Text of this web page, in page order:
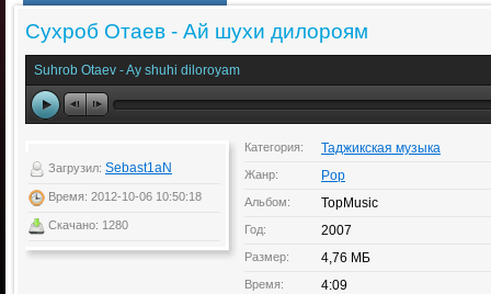
Сухроб Отаев - Ай шухи дилороям
Suhrob Otaev - Ay shuhi diloroyam
Загрузил: Sebast1aN
Время: 2012-10-06 10:50:18
Скачано: 1280
Категория: Таджикская музыка
Жанр: Pop
Альбом: TopMusic
Год: 2007
Размер: 4,76 МБ
Время: 4:09